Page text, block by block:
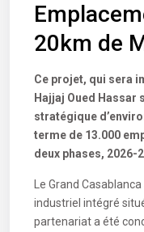
20km de
Ce projet, qui sera
Hajjaj Oued Hassar
stratégique
terme de 13.000
deux phases, 2026-
Le Grand
industriel intégré
partenariat a été